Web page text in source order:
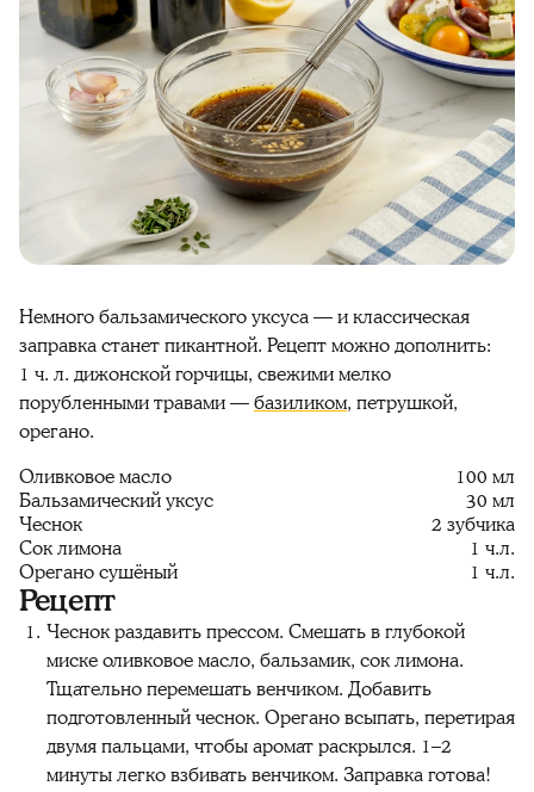
Немного бальзамического уксуса — и классическая
заправка станет пикантной. Рецепт можно дополнить:
1 ч. л. дижонской горчицы, свежими мелко
порубленными травами —базиликом, петрушкой,
орегано.
Оливковое масло
100 мл
Бальзамический уксус
30 мл
Чеснок
2 зубчика
Сок лимона
1 ч.л.
Орегано сушёный
1 ч.л.
Рецепт
Чеснок раздавить прессом. Смешать в глубокой
миске оливковое масло, бальзамик, сок лимона.
Тщательно перемешать венчиком. Добавить
подготовленный чеснок. Орегано всыпать, перетирая
двумя пальцами, чтобы аромат раскрылся. 1–2
минуты легко взбивать венчиком. Заправка готова!